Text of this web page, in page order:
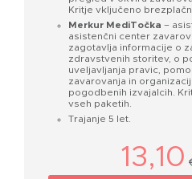
Kritje vključeno
Merkur MediTočka –
asistenčni center
zagotavlja informacije o
zdravstvenih storitev, o
uveljavljanja pravic,
zavarovanja in
pogodbenih izvajalcih.
vseh paketih.
Trajanje 5 let.
13,10